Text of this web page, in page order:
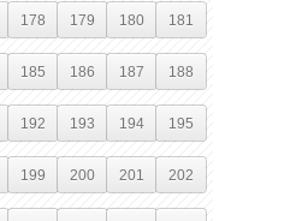
178 179 180 181
185 186 187 188
192 193 194 195
199 200 201 202